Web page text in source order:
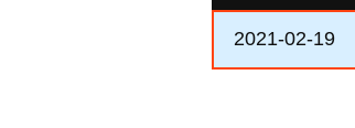
2021-02-19